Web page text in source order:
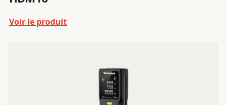
Voir le produit